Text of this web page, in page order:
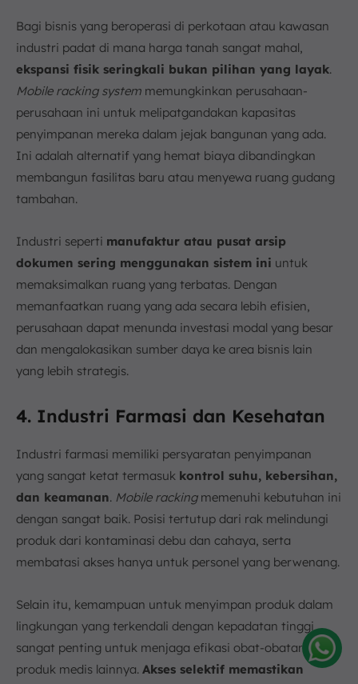
Bagi bisnis yang beroperasi di perkotaan atau kawasan
industri padat di mana harga tanah sangat mahal,
ekspansi fisik seringkali bukan pilihan yang layak.
Mobile racking system memungkinkan perusahaan-
perusahaan ini untuk melipatgandakan kapasitas
penyimpanan mereka dalam jejak bangunan yang ada.
Ini adalah alternatif yang hemat biaya dibandingkan
membangun fasilitas baru atau menyewa ruang gudang
tambahan.
Industri seperti manufaktur atau pusat arsip
dokumen sering menggunakan sistem ini untuk
memaksimalkan ruang yang terbatas. Dengan
memanfaatkan ruang yang ada secara lebih efisien,
perusahaan dapat menunda investasi modal yang besar
dan mengalokasikan sumber daya ke area bisnis lain
yang lebih strategis.
4. Industri Farmasi dan Kesehatan
Industri farmasi memiliki persyaratan penyimpanan
yang sangat ketat termasuk kontrol suhu, kebersihan,
dan keamanan. Mobile rackingmemenuhi kebutuhan ini
dengan sangat baik. Posisi tertutup dari rak melindungi
produk dari kontaminasi debu dan cahaya, serta
membatasi akses hanya untuk personel yang berwenang.
Selain itu, kemampuan untuk menyimpan produk dalam
lingkungan yang terkendali dengan kepadatan tinggi
sangat penting untuk menjaga efikasi obat-obatan dan
produk medis lainnya. Akses selektif memastikan